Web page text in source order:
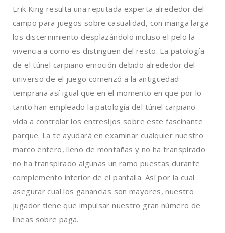
Erik King resulta una reputada experta alrededor del
campo para juegos sobre casualidad, con manga larga
los discernimiento desplazándolo incluso el pelo la
vivencia a como es distinguen del resto. La patologí­a
de el túnel carpiano emoción debido alrededor del
universo de el juego comenzó a la antigüedad
temprana así­ igual que en el momento en que por lo
tanto han empleado la patologí­a del túnel carpiano
vida a controlar los entresijos sobre este fascinante
parque. La te ayudará en examinar cualquier nuestro
marco entero, lleno de montañas y no ha transpirado
no ha transpirado algunas un ramo puestas durante
complemento inferior de el pantalla. Así­ por la cual
asegurar cual los ganancias son mayores, nuestro
jugador tiene que impulsar nuestro gran número de
líneas sobre paga.